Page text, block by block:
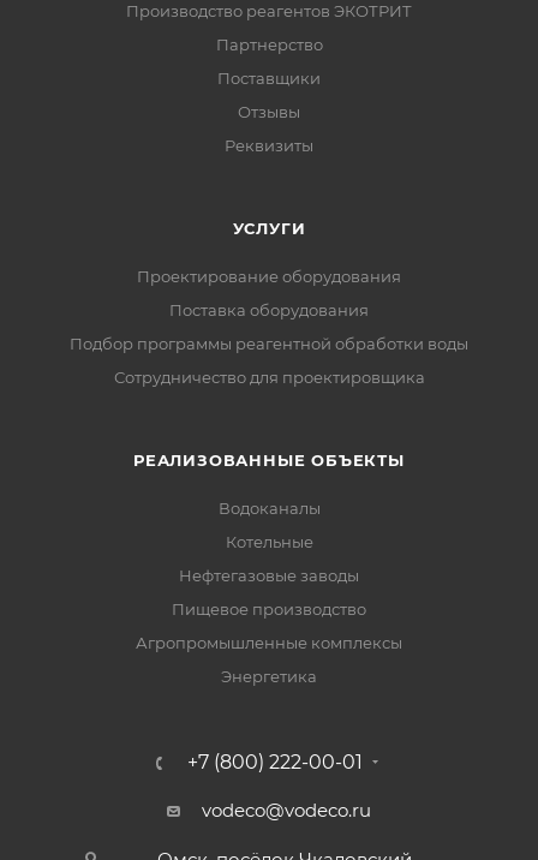
Производство реагентов ЭКОТРИТ
Партнерство
Поставщики
Отзывы
Реквизиты
УСЛУГИ
Проектирование оборудования
Поставка оборудования
Подбор программы реагентной обработки воды
Сотрудничество для проектировщика
РЕАЛИЗОВАННЫЕ ОБЪЕКТЫ
Водоканалы
Котельные
Нефтегазовые заводы
Пищевое производство
Агропромышленные комплексы
Энергетика
+7 (800) 222-00-01
vodeco@vodeco.ru